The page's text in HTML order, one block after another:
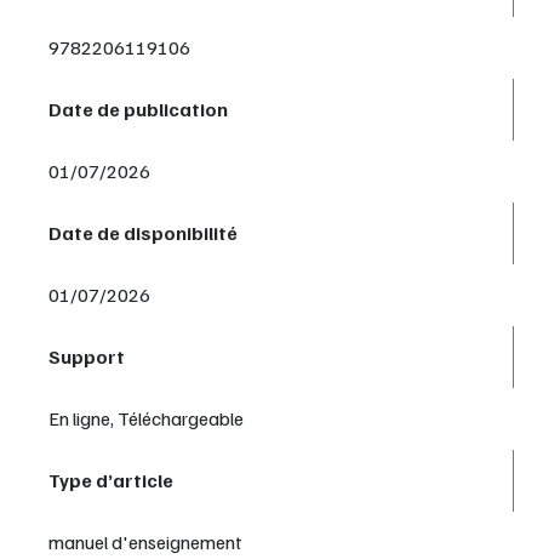
9782206119106
Date de publication
01/07/2026
Date de disponibilité
01/07/2026
Support
En ligne, Téléchargeable
Type d’article
manuel d'enseignement